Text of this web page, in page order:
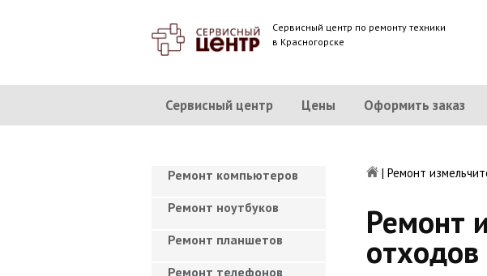
Сервисный центр по ремонту техники
в Красногорске
Сервисный центр Цены Оформить заказ
| Ремонт
Ремонт
отходов
Ремонт компьютеров
Ремонт ноутбуков
Ремонт планшетов
Ремонт телефонов